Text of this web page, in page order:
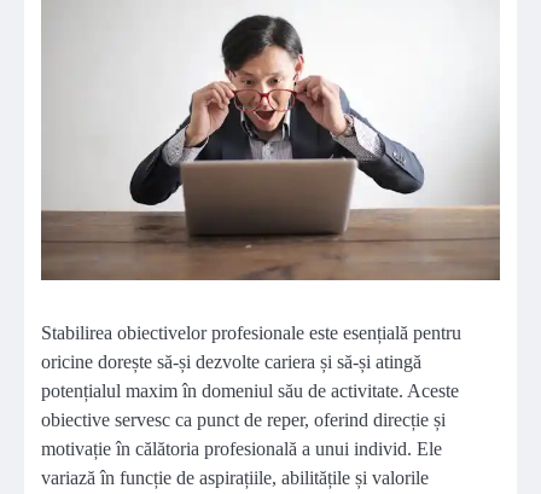
Stabilirea obiectivelor profesionale este esențială pentru
oricine dorește să-și dezvolte cariera și să-și atingă
potențialul maxim în domeniul său de activitate. Aceste
obiective servesc ca punct de reper, oferind direcție și
motivație în călătoria profesională a unui individ. Ele
variază în funcție de aspirațiile, abilitățile și valorile